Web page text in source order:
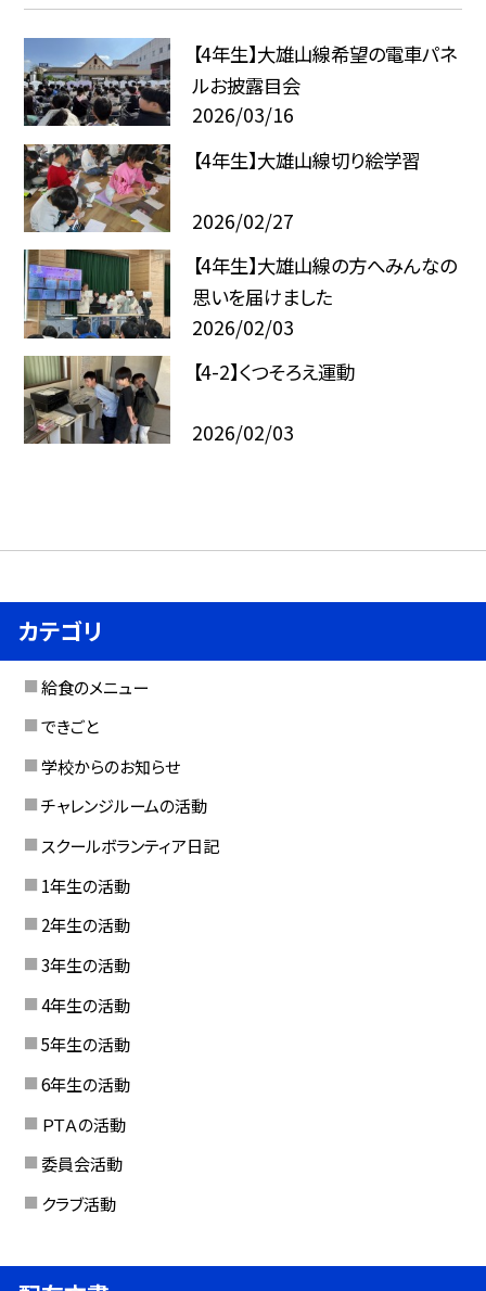
【4年生】大雄山線希望の電車パネ
ルお披露目会
2026/03/16
【4年生】大雄山線切り絵学習
2026/02/27
【4年生】大雄山線の方へみんなの
思いを届けました
2026/02/03
【4-2】くつそろえ運動
2026/02/03
カテゴリ
給食のメニュー
できごと
学校からのお知らせ
チャレンジルームの活動
スクールボランティア日記
1年生の活動
2年生の活動
3年生の活動
4年生の活動
5年生の活動
6年生の活動
ＰＴＡの活動
委員会活動
クラブ活動